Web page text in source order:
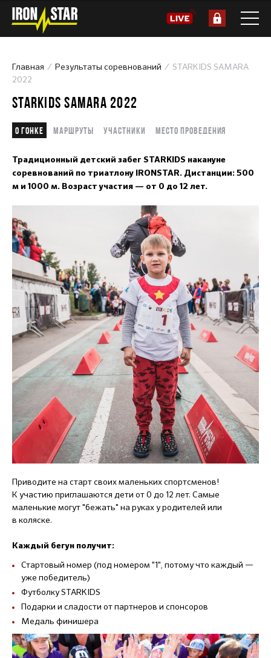
Главная Результаты соревнований
STARKIDS SAMARA
2022
STARKIDS SAMARA 2022
О гонке Маршруты Участники Место проведения
Традиционный детский забег STARKIDS накануне
соревнований по триатлону IRONSTAR. Дистанции: 500
м и 1000 м. Возраст участия — от 0 до 12 лет.
Приводите на старт своих маленьких спортсменов!
К участию приглашаются дети от 0 до 12 лет. Самые
маленькие могут "бежать" на руках у родителей или
в коляске.
Каждый бегун получит:
Стартовый номер (под номером "1", потому что каждый —
уже победитель)
Футболку STARKIDS
Подарки и сладости от партнеров и спонсоров
Медаль финишера